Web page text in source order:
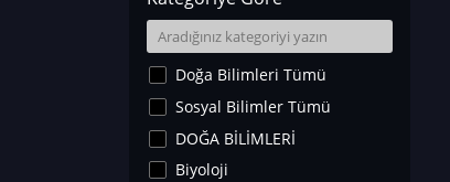
Doğa Bilimleri Tümü
Sosyal Bilimler Tümü
DOĞA BİLİMLERİ
Biyoloji